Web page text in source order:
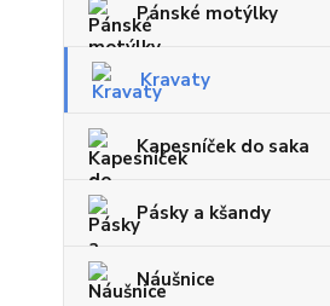
Pánské motýlky
Kravaty
Kapesníček do saka
Pásky a kšandy
Náušnice